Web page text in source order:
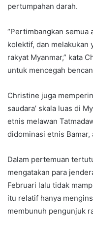
pertumpahan darah.
“Pertimbangkan semua
kolektif, dan melakukan
rakyat Myanmar,” kata
untuk mencegah
Christine juga
saudara’ skala luas di
etnis melawan
didominasi etnis Bamar,
Dalam pertemuan
mengatakan para
Februari lalu tidak
itu relatif hanya
membunuh pengunjuk